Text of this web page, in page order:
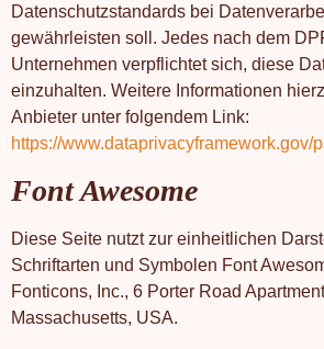
Datenschutzstandards bei
gewährleisten soll. Jedes nach dem
Unternehmen verpflichtet sich, diese
einzuhalten. Weitere Informationen
Anbieter unter folgendem Link:
https://www.dataprivacyframework.gov/
Font Awesome
Diese Seite nutzt zur einheitlichen
Schriftarten und Symbolen Font
Fonticons, Inc., 6 Porter Road
Massachusetts, USA.